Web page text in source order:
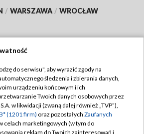
/ WARSZAWA / WROCŁAW
TVP
TVP
Regulamin TVP
prywatności
Moje zgody
do serwisu", aby wyrazić zgody na
śledzenia i zbierania danych,
urządzeniu końcowym i ich
Twoich danych osobowych przez
w likwidacji (zwaną dalej również „TVP”),
(1201 firm) oraz pozostałych Zaufanych
celach marketingowych (w tym do
reklam do Twoich zainteresowań i